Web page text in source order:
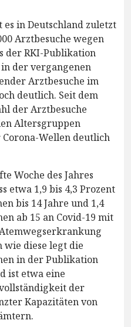
es in Deutschland zuletzt
Arztbesuche wegen
der RKI-Publikation
der vergangenen
Arztbesuche im
deutlich. Seit dem
der Arztbesuche
Altersgruppen
Wellen deutlich
Woche des Jahres
etwa 1,9 bis 4,3 Prozent
bis 14 Jahre und 1,4
ab 15 an Covid-19 mit
diese legt die
in der Publikation
ist etwa eine
der
Kapazitäten von